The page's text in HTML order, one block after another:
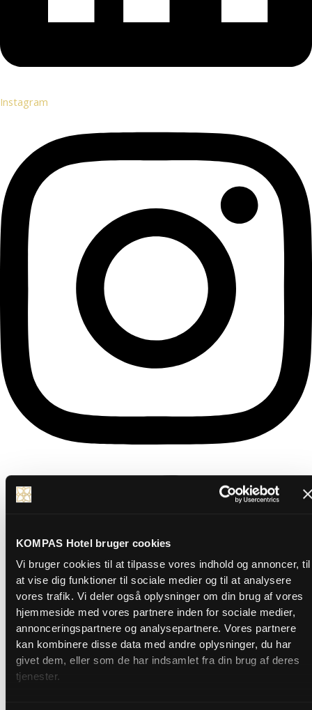
KOMPAS Hotel bruger cookies
Vi bruger cookies til at tilpasse vores indhold og annoncer, til
at vise dig funktioner til sociale medier og til at analysere
vores trafik. Vi deler også oplysninger om din brug af vores
hjemmeside med vores partnere inden for sociale medier,
annonceringspartnere og analysepartnere. Vores partnere
kan kombinere disse data med andre oplysninger, du har
givet dem, eller som de har indsamlet fra din brug af deres
tjenester.
Instagram